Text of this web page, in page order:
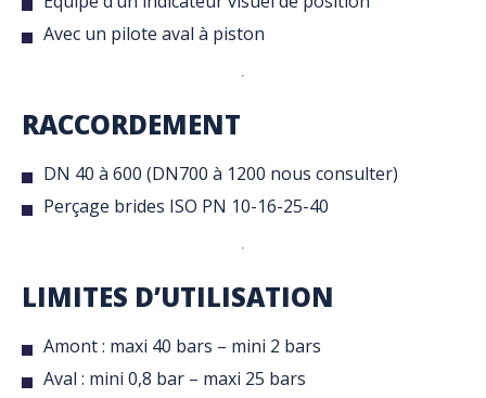
Avec un pilote aval à piston
RACCORDEMENT
DN 40 à 600 (DN700 à 1200 nous consulter)
Perçage brides ISO PN 10-16-25-40
LIMITES D’UTILISATION
Amont : maxi 40 bars – mini 2 bars
Aval : mini 0,8 bar – maxi 25 bars